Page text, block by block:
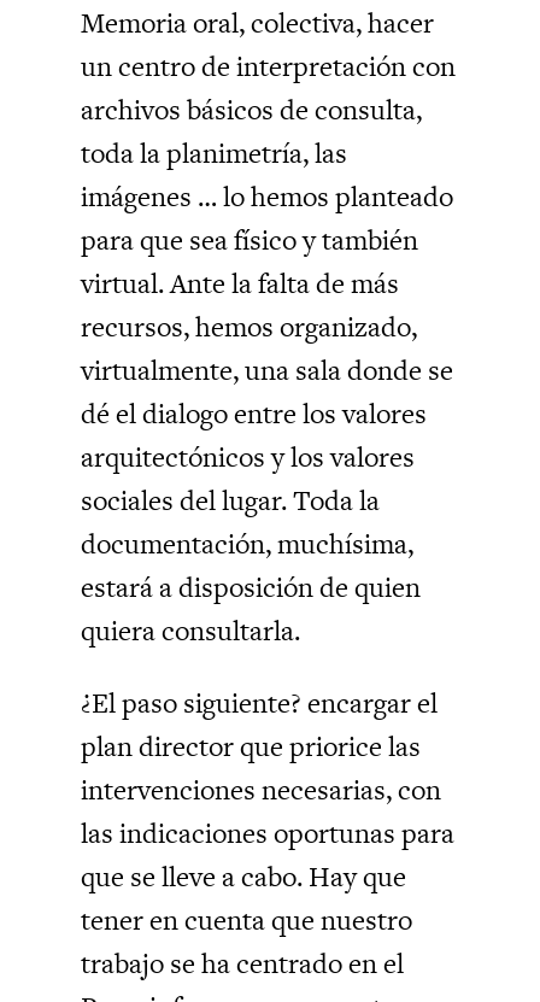
Memoria oral, colectiva, hacer
un centro de interpretación con
archivos básicos de consulta,
toda la planimetría, las
imágenes … lo hemos planteado
para que sea físico y también
virtual. Ante la falta de más
recursos, hemos organizado,
virtualmente, una sala donde se
dé el dialogo entre los valores
arquitectónicos y los valores
sociales del lugar. Toda la
documentación, muchísima,
estará a disposición de quien
quiera consultarla.
¿El paso siguiente? encargar el
plan director que priorice las
intervenciones necesarias, con
las indicaciones oportunas para
que se lleve a cabo. Hay que
tener en cuenta que nuestro
trabajo se ha centrado en el